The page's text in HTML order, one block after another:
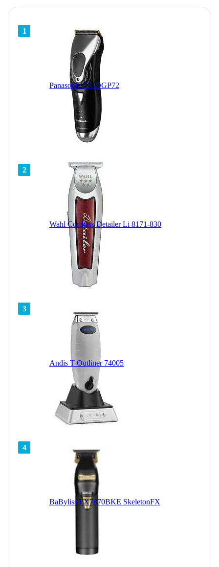
1
Panasonic ER-DGP72
2
Wahl Cordless Detailer Li 8171-830
3
Andis T-Outliner 74005
4
BaByliss FX7870BKE SkeletonFX